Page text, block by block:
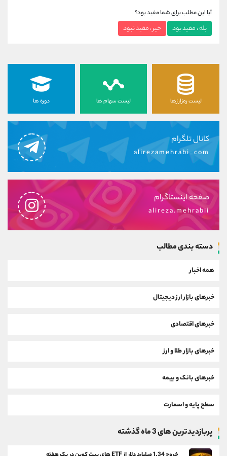
آیا این مطلب برای شما مفید بود؟
بله ، مفید بود خیر ، مفید نبود
لیست رمزارزها لیست سهام ها دوره ها
کانال تلگرام
alirezamehrabi_com
صفحه اینستاگرام
alireza.mehrabii
دسته بندی مطالب
همه اخبار
خبرهای بازار ارز دیجیتال
خبرهای اقتصادی
خبرهای بازار طلا و ارز
خبرهای بانک و بیمه
سطح پایه و اسمارت
پربازدیدترین های 3 ماه گذشته